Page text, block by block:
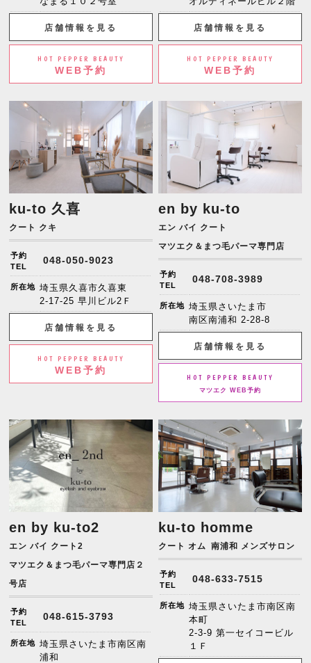
店舗情報を見る
HOT PEPPER BEAUTY
WEB予約
店舗情報を見る
HOT PEPPER BEAUTY
WEB予約
ku-to 久喜
クート クキ
予約
TEL
048-050-9023
所在地 埼玉県久喜市久喜東
2-17-25 早川ビル2Ｆ
店舗情報を見る
HOT PEPPER BEAUTY
WEB予約
en by ku-to
エン バイ クート
マツエク＆まつ毛パーマ専門店
予約
TEL
048-708-3989
所在地 埼玉県さいたま市
南区南浦和 2-28-8
店舗情報を見る
HOT PEPPER BEAUTY
マツエク WEB予約
en by ku-to2
エン バイ クート2
マツエク＆まつ毛パーマ専門店２
号店
予約
TEL
048-615-3793
所在地 埼玉県さいたま市南区南
浦和
ku-to homme
クート オム 南浦和 メンズサロン
予約
TEL
048-633-7515
所在地 埼玉県さいたま市南区南
本町
2-3-9 第一セイコービル
１Ｆ